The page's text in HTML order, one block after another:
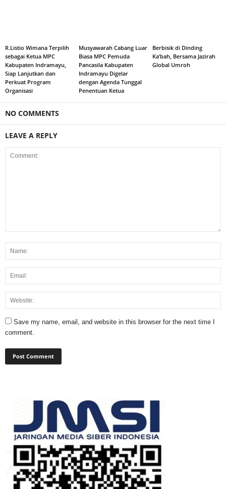
R.Listio Wimana Terpilih
sebagai Ketua MPC
Kabupaten Indramayu,
Siap Lanjutkan dan
Perkuat Program
Organisasi
Musyawarah Cabang Luar
Biasa MPC Pemuda
Pancasila Kabupaten
Indramayu Digelar
dengan Agenda Tunggal
Penentuan Ketua
Berbisik di Dinding
Ka’bah, Bersama Jazirah
Global Umroh
NO COMMENTS
LEAVE A REPLY
Save my name, email, and website in this browser for the next time I
comment.